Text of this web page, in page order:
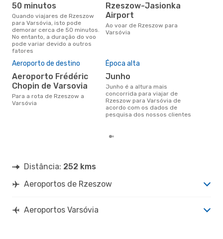
50 minutos
Quando viajares de Rzeszow
para Varsóvia, isto pode
demorar cerca de 50 minutos.
No entanto, a duração do voo
pode variar devido a outros
fatores
Rzeszow-Jasionka
Airport
Ao voar de Rzeszow para
Varsóvia
Aeroporto de destino
Aeroporto Frédéric
Chopin de Varsovia
Para a rota de Rzeszow a
Varsóvia
Época alta
junho
junho é a altura mais
concorrida para viajar de
Rzeszow para Varsóvia de
acordo com os dados de
pesquisa dos nossos clientes
Distância: 252 kms
Aeroportos de Rzeszow
Aeroportos Varsóvia